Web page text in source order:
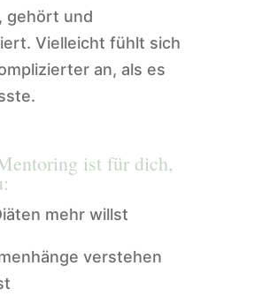
gehört und
Vielleicht fühlt sich
an, als es
ist für dich,
mehr willst
verstehen